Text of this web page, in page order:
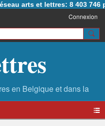
arts et lettres: 8 403 746
Connexion